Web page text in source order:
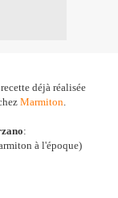
déjà réalisée
Marmiton.
:
à l'époque)